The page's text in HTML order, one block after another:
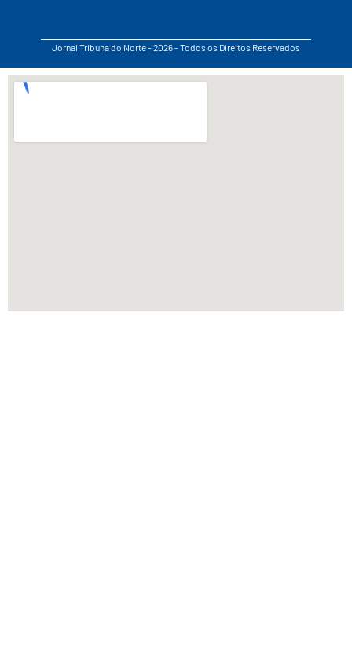
Jornal Tribuna do Norte - 2026 - Todos os Direitos Reservados